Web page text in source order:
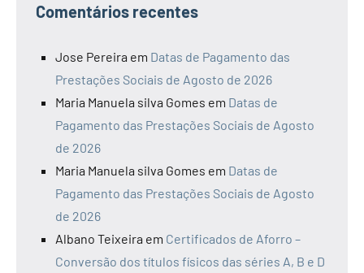
Comentários recentes
Jose Pereira em Datas de Pagamento das
Prestações Sociais de Agosto de 2026
Maria Manuela silva Gomes em Datas de
Pagamento das Prestações Sociais de Agosto
de 2026
Maria Manuela silva Gomes em Datas de
Pagamento das Prestações Sociais de Agosto
de 2026
Albano Teixeira em Certificados de Aforro –
Conversão dos títulos físicos das séries A, B e D